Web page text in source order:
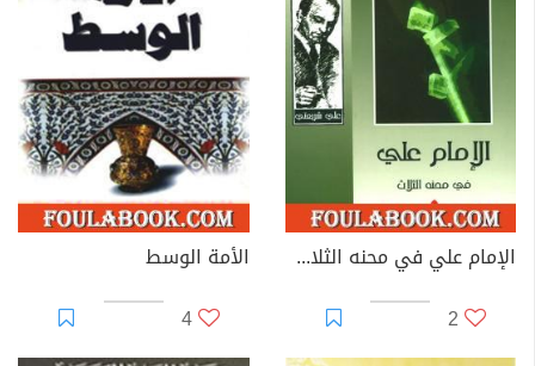
الإمام علي في محنه الثلاث - الآثار الكاملة
2
الأمة الوسط
4